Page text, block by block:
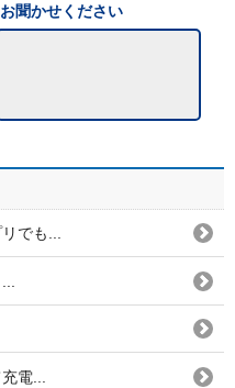
聞かせください
でも...
電...